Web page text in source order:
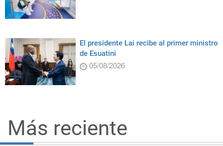
El presidente Lai recibe al primer ministro
de Esuatini
05/08/2026
Más reciente